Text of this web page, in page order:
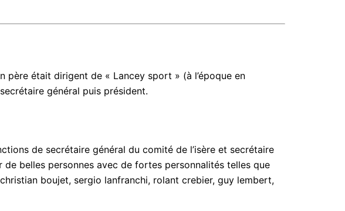
était dirigent de « Lancey sport » (à l’époque en
général puis président.
de secrétaire général du comité de l’isère et secrétaire
belles personnes avec de fortes personnalités telles que
boujet, sergio lanfranchi, rolant crebier, guy lembert,